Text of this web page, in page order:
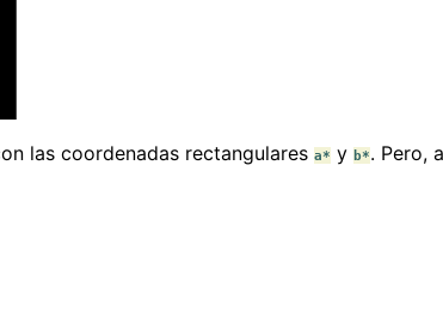
las coordenadas rectangulares a* y b*. Pero,